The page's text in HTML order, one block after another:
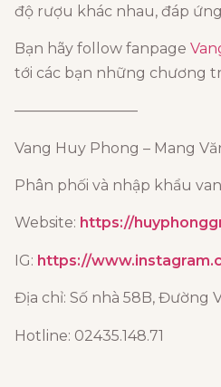
độ rượu khác nhau, đáp
Bạn hãy follow fanpage
tới các bạn những chương
————————–
Vang Huy Phong – Mang
Phân phối và nhập khẩu
Website: https://
IG: https://
Địa chỉ: Số nhà 58B, Đường
Hotline: 02435.148.71